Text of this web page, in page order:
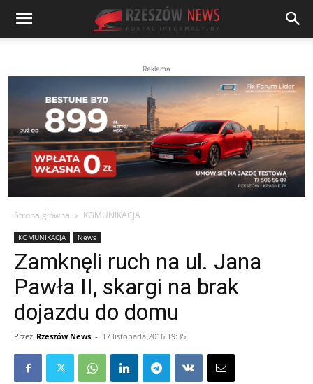
Reklama
Strona główna KOMUNIKACJA
KOMUNIKACJA News
Zamknęli ruch na ul. Jana
Pawła II, skargi na brak
dojazdu do domu
Przez Rzeszów News - 17 listopada 2016 19:35